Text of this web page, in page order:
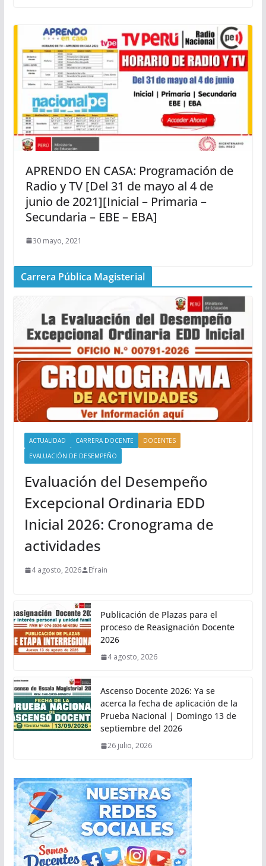
APRENDO EN CASA: Programación de
Radio y TV [Del 31 de mayo al 4 de
junio de 2021][Inicial – Primaria –
Secundaria – EBE – EBA]
30 mayo, 2021
Carrera Pública Magisterial
ACTUALIDAD CARRERA DOCENTE
DOCENTES
EVALUACIÓN DE DESEMPEÑO
Evaluación del Desempeño
Excepcional Ordinaria EDD
Inicial 2026: Cronograma de
actividades
4 agosto, 2026 Efrain
Publicación de Plazas para el
proceso de Reasignación Docente
2026
4 agosto, 2026
Ascenso Docente 2026: Ya se
acerca la fecha de aplicación de la
Prueba Nacional | Domingo 13 de
septiembre del 2026
26 julio, 2026